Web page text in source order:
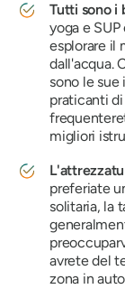
Tutti sono i
yoga e
esplorare il
dall'acqua.
sono le sue
praticanti
migliori
preferiate
solitaria, la
avrete del
zona in